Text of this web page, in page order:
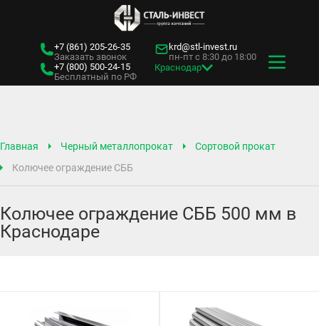
+7 (861) 205-26-35
Заказать звонок
+7 (800) 500-24-15
Бесплатный по РФ
krd@stl-invest.ru
пн-пт с 8:30 до 18:00
Краснодар
Главная Черный металлопрокат
Сортовой прокат
Колючее ограждение СББ
Колючее ограждение СББ 500 мм в
Краснодаре